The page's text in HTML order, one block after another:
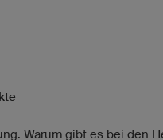
Warum gibt es bei den